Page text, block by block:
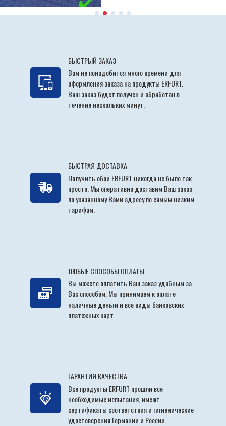
БЫСТРЫЙ ЗАКАЗ
Вам не понадобится много времени для
оформления заказа на продукты ERFURT.
Ваш заказ будет получен и обработан в
течение нескольких минут.
БЫСТРАЯ ДОСТАВКА
Получить обои ERFURT никогда не было так
просто. Мы оперативно доставим Ваш заказ
по указанному Вами адресу по самым низким
тарифам.
ЛЮБЫЕ СПОСОБЫ ОПЛАТЫ
Вы можете оплатить Ваш заказ удобным за
Вас способом. Мы принимаем к оплате
наличные деньги и все виды банковских
платежных карт.
ГАРАНТИЯ КАЧЕСТВА
Все продукты ERFURT прошли все
необходимые испытания, имеют
сертификаты соответствия и гигиенические
удостоверения Германии и России.